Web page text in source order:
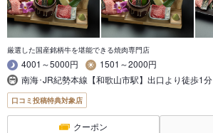
厳選した国産銘柄牛を堪能できる焼肉専門店
4001～5000円
1501～2000円
南海･JR紀勢本線【和歌山市駅】出口より徒歩1分
口コミ投稿特典対象店
クーポン